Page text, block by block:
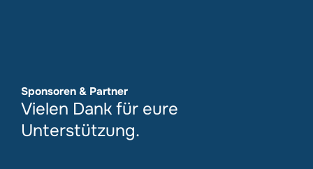
Sponsoren & Partner
Vielen Dank für eure
Unterstützung.